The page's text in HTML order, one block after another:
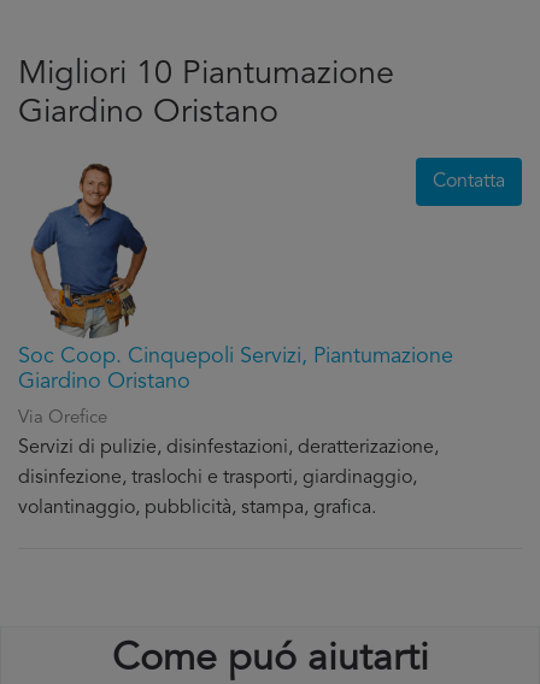
Migliori 10 Piantumazione
Giardino Oristano
Soc Coop. Cinquepoli Servizi, Piantumazione
Giardino Oristano
Via Orefice
Servizi di pulizie, disinfestazioni, deratterizazione,
disinfezione, traslochi e trasporti, giardinaggio,
volantinaggio, pubblicità, stampa, grafica.
Contatta
Come puó aiutarti